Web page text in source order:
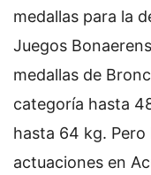
medallas para la
Juegos
medallas de
categoría hasta
hasta 64 kg.
actuaciones en